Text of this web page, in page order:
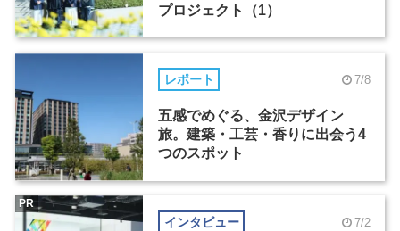
プロジェクト（1）
レポート 7/8
五感でめぐる、金沢デザイン
旅。建築・工芸・香りに出会う4
つのスポット
インタビュー 7/2
PR